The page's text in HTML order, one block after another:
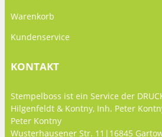
Warenkorb
Kundenservice
KONTAKT
Stempelboss ist ein Service der
Hilgenfeldt & Kontny, Inh. Peter
Peter Kontny
Wusterhausener Str. 11|16845